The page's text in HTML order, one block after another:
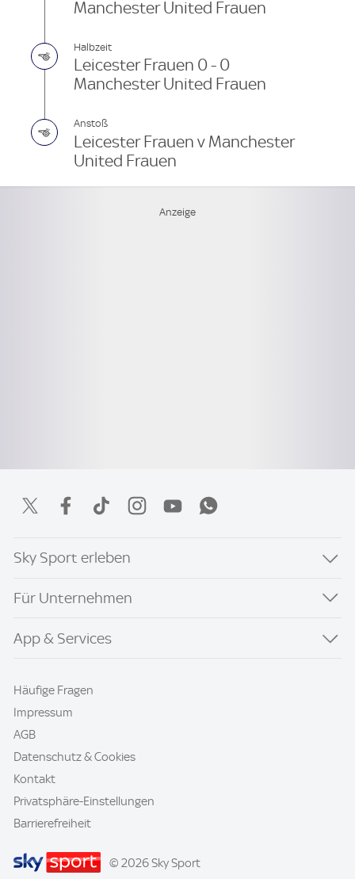
Manchester United Frauen
Halbzeit
Leicester Frauen 0 - 0
Manchester United Frauen
Anstoß
Leicester Frauen v Manchester
United Frauen
Sky Sport erleben
Für Unternehmen
App & Services
Häufige Fragen
Impressum
AGB
Datenschutz & Cookies
Kontakt
Privatsphäre-Einstellungen
Barrierefreiheit
© 2026 Sky Sport